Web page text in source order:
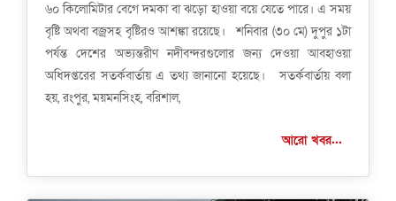
৬০ কিলোমিটার বেগে দমকা বা ঝড়ো হাওয়া বয়ে যেতে পারে। এ সময়
বৃষ্টি অথবা বজ্রসহ বৃষ্টিরও আশঙ্কা রয়েছে। শনিবার (৩০ মে) দুপুর ১টা
পর্যন্ত দেশের অভ্যন্তরীণ নদীবন্দরগুলোর জন্য দেওয়া আবহাওয়া
অধিদপ্তরের সতর্কবার্তায় এ তথ্য জানানো হয়েছে। সতর্কবার্তায় বলা
হয়, রংপুর, ময়মনসিংহ, বরিশাল,
আরো খবর...